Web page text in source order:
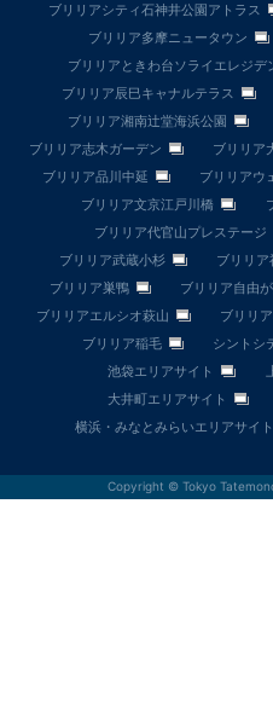
ブリリアシティ石神井公園アトラス
ブリリア多摩ニュータウン
ブリリアときわ台ソライエレジデ
ブリリア辰巳キャナルテラス
ブリリア湘南辻堂海浜公園
ブリリア志木ガーデン
ブリリア
ブリリア品川中延
ブリリアウ
ブリリア文京江戸川橋
ブリリア代官山プレステージ
ブリリア武蔵小杉
ブリリア
ブリリア巣鴨
ブリリア自由
ブリリアエルシオ萩山
ブリリ
ブリリア稲毛
シントシ
池袋エリアサイト
大井町エリアサイト
横浜・みなとみらいエリアサイト
Copyright © Tokyo